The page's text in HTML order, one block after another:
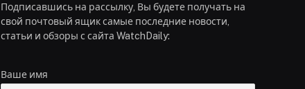
Подписавшись на рассылку, Вы будете получать на
свой почтовый ящик самые последние новости,
статьи и обзоры с сайта WatchDaily:
Ваше имя